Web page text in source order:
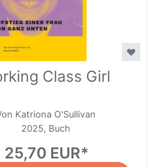
Class Girl
Katriona O'Sullivan
2025, Buch
25,70 EUR